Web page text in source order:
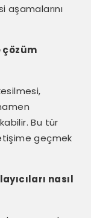
çözüm
Bu tür
geçmek
nasıl